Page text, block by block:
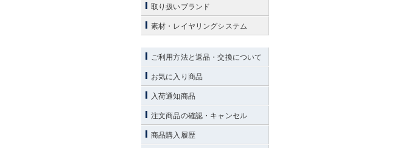
取り扱いブランド
素材・レイヤリングシステム
ご利用方法と返品・交換について
お気に入り商品
入荷通知商品
注文商品の確認・キャンセル
商品購入履歴